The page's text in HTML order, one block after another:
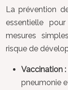
La prévention
essentielle
mesures
risque de
Vaccination :
pneumonie